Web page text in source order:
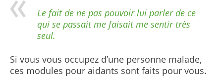
Le fait de ne pas pouvoir lui parler de ce
qui se passait me faisait me sentir très
seul.
Si vous vous occupez d’une personne malade,
ces modules pour aidants sont faits pour vous.